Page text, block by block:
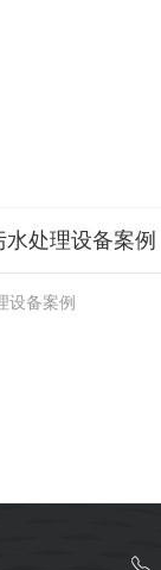
处理设备案例
设备案例